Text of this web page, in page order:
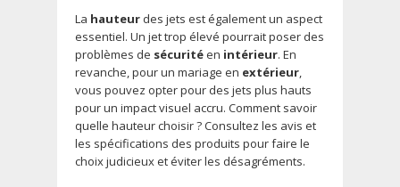
La hauteur des jets est également un aspect
essentiel. Un jet trop élevé pourrait poser des
problèmes de sécuritéen intérieur. En
revanche, pour un mariage en extérieur,
vous pouvez opter pour des jets plus hauts
pour un impact visuel accru. Comment savoir
quelle hauteur choisir ? Consultez les avis et
les spécifications des produits pour faire le
choix judicieux et éviter les désagréments.